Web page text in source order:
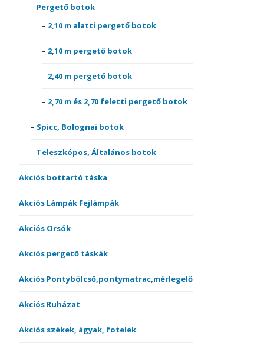
Pergető botok
2,10 m alatti pergető botok
2,10 m pergető botok
2,40 m pergető botok
2,70 m és 2,70 feletti pergető botok
Spicc, Bolognai botok
Teleszkópos, Általános botok
Akciós bottartó táska
Akciós Lámpák Fejlámpák
Akciós Orsók
Akciós pergető táskák
Akciós Pontybölcső,pontymatrac,mérlegelő
Akciós Ruházat
Akciós székek, ágyak, fotelek